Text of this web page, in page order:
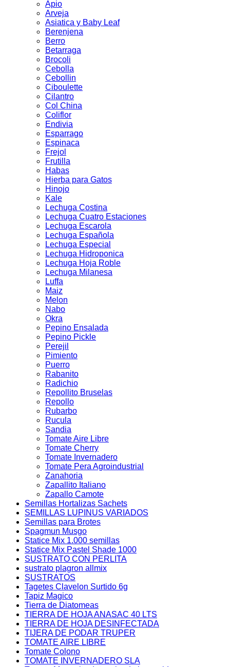
Apio
Arveja
Asiatica y Baby Leaf
Berenjena
Berro
Betarraga
Brocoli
Cebolla
Cebollin
Ciboulette
Cilantro
Col China
Coliflor
Endivia
Esparrago
Espinaca
Frejol
Frutilla
Habas
Hierba para Gatos
Hinojo
Kale
Lechuga Costina
Lechuga Cuatro Estaciones
Lechuga Escarola
Lechuga Española
Lechuga Especial
Lechuga Hidroponica
Lechuga Hoja Roble
Lechuga Milanesa
Luffa
Maiz
Melon
Nabo
Okra
Pepino Ensalada
Pepino Pickle
Perejil
Pimiento
Puerro
Rabanito
Radichio
Repollito Bruselas
Repollo
Rubarbo
Rucula
Sandia
Tomate Aire Libre
Tomate Cherry
Tomate Invernadero
Tomate Pera Agroindustrial
Zanahoria
Zapallito Italiano
Zapallo Camote
Semillas Hortalizas Sachets
SEMILLAS LUPINUS VARIADOS
Semillas para Brotes
Spagmun Musgo
Statice Mix 1.000 semillas
Statice Mix Pastel Shade 1000
SUSTRATO CON PERLITA
sustrato plagron allmix
SUSTRATOS
Tagetes Clavelon Surtido 6g
Tapiz Magico
Tierra de Diatomeas
TIERRA DE HOJA ANASAC 40 LTS
TIERRA DE HOJA DESINFECTADA
TIJERA DE PODAR TRUPER
TOMATE AIRE LIBRE
Tomate Colono
TOMATE INVERNADERO SLA